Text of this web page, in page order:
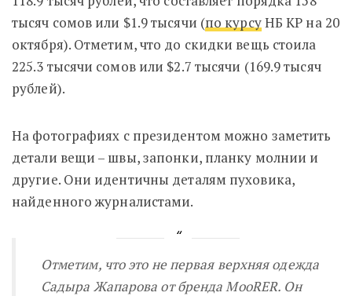
тысяч сомов или $1.9 тысячи (по курсуНБ КР на 20
октября). Отметим, что до скидки вещь стоила
225.3 тысячи сомов или $2.7 тысячи (169.9 тысяч
рублей).
На фотографиях с президентом можно заметить
детали вещи – швы, запонки, планку молнии и
другие. Они идентичны деталям пуховика,
найденного журналистами.
Отметим, что это не первая верхняя одежда
Садыра Жапарова от бренда MooRER. Он